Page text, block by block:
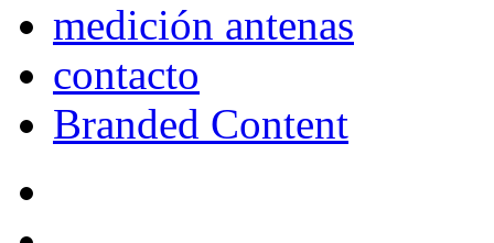
medición antenas
contacto
Branded Content